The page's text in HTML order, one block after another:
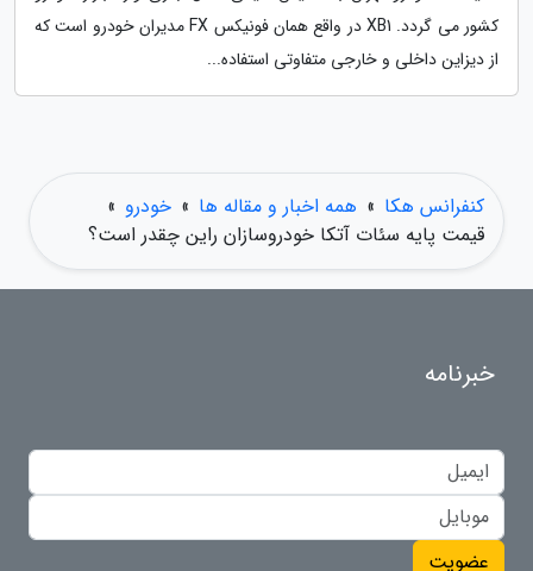
کشور می گردد. XB1 در واقع همان فونیکس FX مدیران خودرو است که
از دیزاین داخلی و خارجی متفاوتی استفاده...
کنفرانس هکا » همه اخبار و مقاله ها » خودرو »
قیمت پایه سئات آتکا خودروسازان راین چقدر است؟
خبرنامه
عضویت